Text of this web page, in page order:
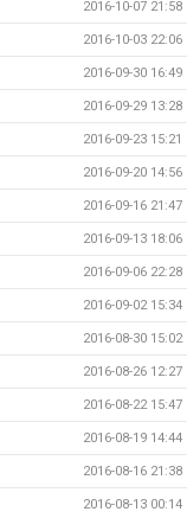
2016-10-07 21:58
2016-10-03 22:06
2016-09-30 16:49
2016-09-29 13:28
2016-09-23 15:21
2016-09-20 14:56
2016-09-16 21:47
2016-09-13 18:06
2016-09-06 22:28
2016-09-02 15:34
2016-08-30 15:02
2016-08-26 12:27
2016-08-22 15:47
2016-08-19 14:44
2016-08-16 21:38
2016-08-13 00:14